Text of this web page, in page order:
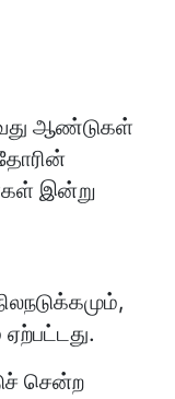
ஆண்டுகள்
இன்று
சென்ற